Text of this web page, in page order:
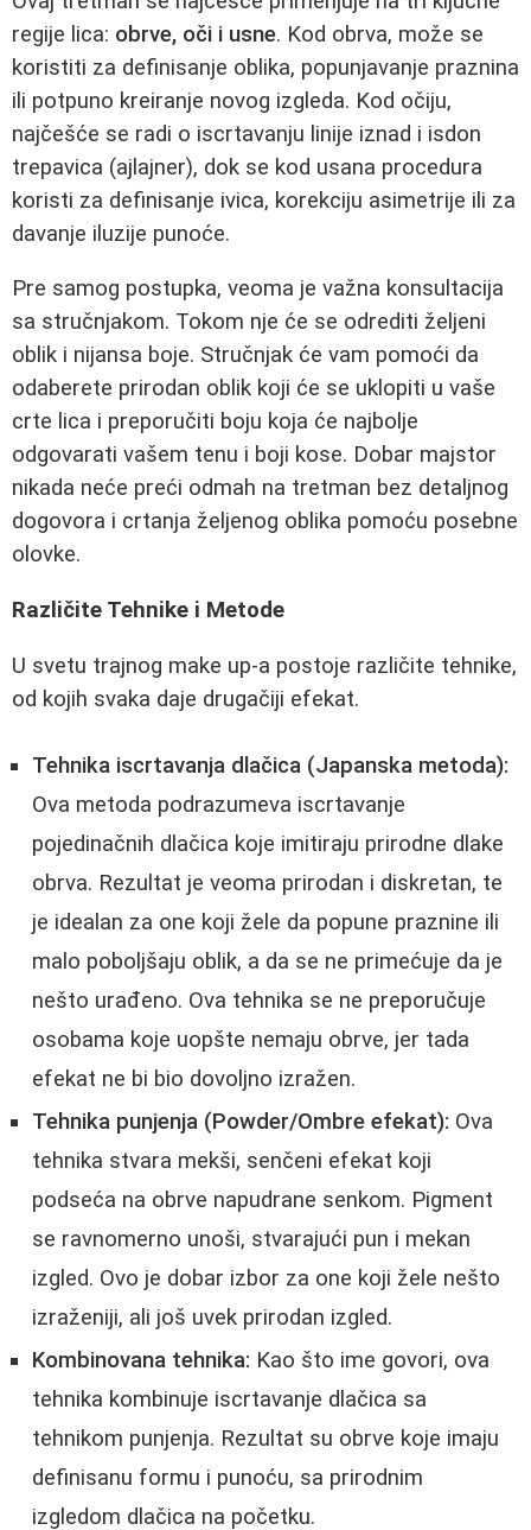
regije lica: obrve, oči i usne. Kod obrva, može se
koristiti za definisanje oblika, popunjavanje praznina
ili potpuno kreiranje novog izgleda. Kod očiju,
najčešće se radi o iscrtavanju linije iznad i isdon
trepavica (ajlajner), dok se kod usana procedura
koristi za definisanje ivica, korekciju asimetrije ili za
davanje iluzije punoće.
Pre samog postupka, veoma je važna konsultacija
sa stručnjakom. Tokom nje će se odrediti željeni
oblik i nijansa boje. Stručnjak će vam pomoći da
odaberete prirodan oblik koji će se uklopiti u vaše
crte lica i preporučiti boju koja će najbolje
odgovarati vašem tenu i boji kose. Dobar majstor
nikada neće preći odmah na tretman bez detaljnog
dogovora i crtanja željenog oblika pomoću posebne
olovke.
Različite Tehnike i Metode
U svetu trajnog make up-a postoje različite tehnike,
od kojih svaka daje drugačiji efekat.
Tehnika iscrtavanja dlačica (Japanska metoda):
Ova metoda podrazumeva iscrtavanje
pojedinačnih dlačica koje imitiraju prirodne dlake
obrva. Rezultat je veoma prirodan i diskretan, te
je idealan za one koji žele da popune praznine ili
malo poboljšaju oblik, a da se ne primećuje da je
nešto urađeno. Ova tehnika se ne preporučuje
osobama koje uopšte nemaju obrve, jer tada
efekat ne bi bio dovoljno izražen.
Tehnika punjenja (Powder/Ombre efekat): Ova
tehnika stvara mekši, senčeni efekat koji
podseća na obrve napudrane senkom. Pigment
se ravnomerno unoši, stvarajući pun i mekan
izgled. Ovo je dobar izbor za one koji žele nešto
izraženiji, ali još uvek prirodan izgled.
Kombinovana tehnika: Kao što ime govori, ova
tehnika kombinuje iscrtavanje dlačica sa
tehnikom punjenja. Rezultat su obrve koje imaju
definisanu formu i punoću, sa prirodnim
izgledom dlačica na početku.